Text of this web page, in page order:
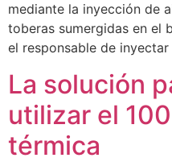
mediante la inyección de
toberas sumergidas en el
el responsable de
La solución
utilizar el
térmica